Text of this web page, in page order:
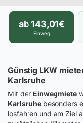
ab 143,01€
Einweg
Günstig LKW
Karlsruhe
Mit der Einwegmiete
Karlsruhe besonders
losfahren und am Ziel